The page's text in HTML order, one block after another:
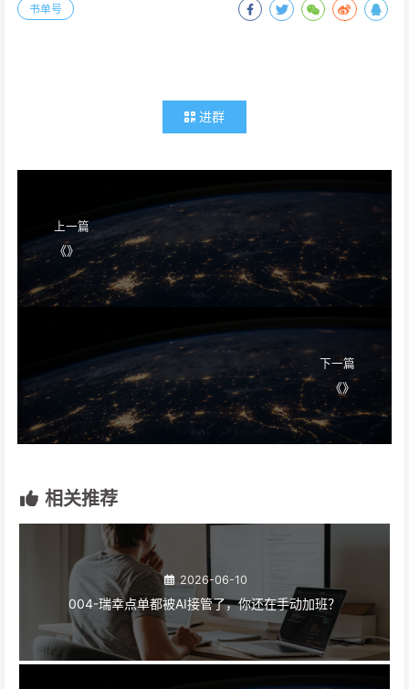
书单号
进群
上一篇
《》
下一篇
《》
相关推荐
2026-06-10
004-瑞幸点单都被AI接管了，你还在手动加班？